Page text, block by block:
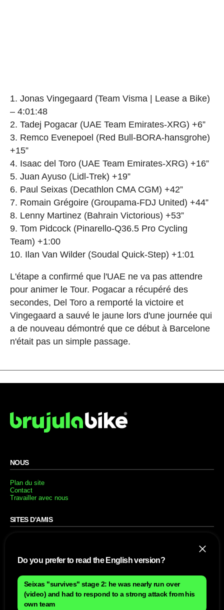
1. Jonas Vingegaard (Team Visma | Lease a Bike)
– 4:01:48
2. Tadej Pogacar (UAE Team Emirates-XRG) +6”
3. Remco Evenepoel (Red Bull-BORA-hansgrohe)
+15”
4. Isaac del Toro (UAE Team Emirates-XRG) +16”
5. Juan Ayuso (Lidl-Trek) +19”
6. Paul Seixas (Decathlon CMA CGM) +42”
7. Romain Grégoire (Groupama-FDJ United) +44”
8. Lenny Martinez (Bahrain Victorious) +53”
9. Tom Pidcock (Pinarello-Q36.5 Pro Cycling
Team) +1:00
10. Ilan Van Wilder (Soudal Quick-Step) +1:01
L'étape a confirmé que l'UAE ne va pas attendre
pour animer le Tour. Pogacar a récupéré des
secondes, Del Toro a remporté la victoire et
Vingegaard a sauvé le jaune lors d'une journée qui
a de nouveau démontré que ce début à Barcelone
n'était pas un simple passage.
NOUS
Plan du site
Contact
Travailler avec nous
SITES D'AMIS
SUIVEZ-NOUS
Abonnez-vous à notre newsletter
Do you prefer to read the English version?
Seixas "survives" stage 2: he was nearly run over
(video) and had to respond to a strong attack from his
own team